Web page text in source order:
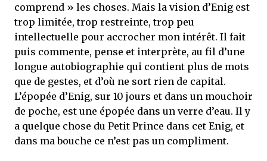
comprend » les choses. Mais la vision d’Enig est
trop limitée, trop restreinte, trop peu
intellectuelle pour accrocher mon intérêt. Il fait
puis commente, pense et interprète, au fil d’une
longue autobiographie qui contient plus de mots
que de gestes, et d’où ne sort rien de capital.
L’épopée d’Enig, sur 10 jours et dans un mouchoir
de poche, est une épopée dans un verre d’eau. Il y
a quelque chose du Petit Prince dans cet Enig, et
dans ma bouche ce n’est pas un compliment.